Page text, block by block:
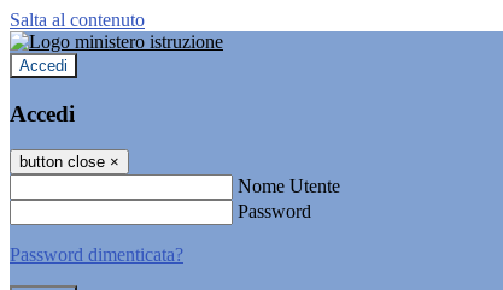
Salta al contenuto
Accedi
Accedi
button close ×
Nome Utente
Password
Password dimenticata?